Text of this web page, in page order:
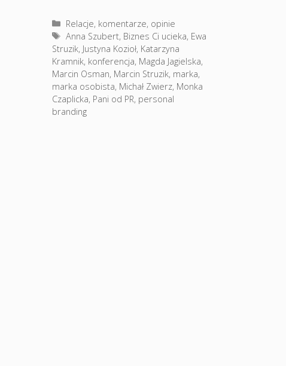
Kategorie
Relacje, komentarze, opinie
Tagi
Anna Szubert, Biznes Ci ucieka, Ewa
Struzik, Justyna Kozioł, Katarzyna
Kramnik, konferencja, Magda Jagielska,
Marcin Osman, Marcin Struzik, marka,
marka osobista, Michał Zwierz, Monka
Czaplicka, Pani od PR, personal
branding